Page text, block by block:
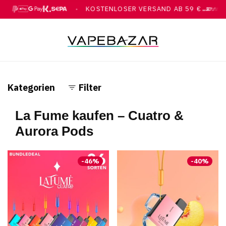
PAY, KLARNA, ÜBERWEISUNG
● KOSTENLOSER VERSAND AB 59 €
MIT DHL
Kategorien Filter
La Fume kaufen – Cuatro &
Aurora Pods
-46% -40%